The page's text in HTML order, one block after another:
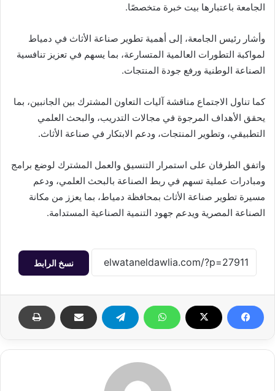
الجامعة باعتبارها بيت خبرة متخصصًا.
وأشار رئيس الجامعة، إلى أهمية تطوير صناعة الأثاث في دمياط
لمواكبة التطورات العالمية المتسارعة، بما يسهم في تعزيز تنافسية
الصناعة الوطنية ورفع جودة المنتجات.
كما تناول الاجتماع مناقشة آليات التعاون المشترك بين الجانبين، بما
يحقق الأهداف المرجوة في مجالات التدريب، والبحث العلمي
التطبيقي، وتطوير المنتجات، ودعم الابتكار في صناعة الأثاث.
واتفق الطرفان على استمرار التنسيق والعمل المشترك لوضع برامج
ومبادرات عملية تسهم في ربط الصناعة بالبحث العلمي، ودعم
مسيرة تطوير صناعة الأثاث بمحافظة دمياط، بما يعزز من مكانة
الصناعة المصرية ويدعم جهود التنمية الصناعية المستدامة.
نسخ الرابط